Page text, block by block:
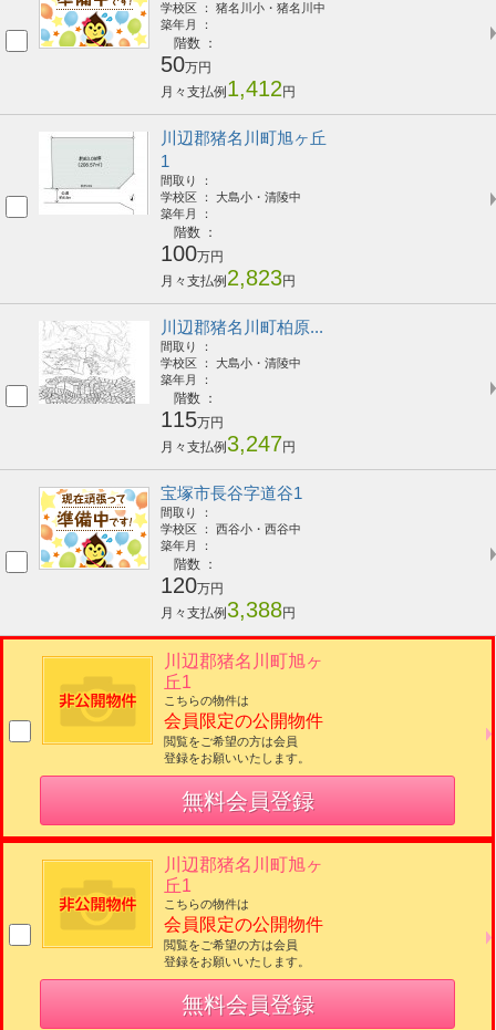
学校区 ： 猪名川小・猪名川中
築年月 ：
階数 ：
50万円
月々支払例 1,412 円
川辺郡猪名川町旭ヶ丘
1
間取り ：
学校区 ： 大島小・清陵中
築年月 ：
階数 ：
100万円
月々支払例 2,823円
川辺郡猪名川町柏原...
間取り ：
学校区 ： 大島小・清陵中
築年月 ：
階数 ：
115万円
月々支払例 3,247円
宝塚市長谷字道谷1
間取り ：
学校区 ： 西谷小・西谷中
築年月 ：
階数 ：
120万円
月々支払例 3,388円
川辺郡猪名川町旭ヶ
丘1
こちらの物件は
会員限定の公開物件
閲覧をご希望の方は会員
登録をお願いいたします。
無料会員登録
川辺郡猪名川町旭ヶ
丘1
こちらの物件は
会員限定の公開物件
閲覧をご希望の方は会員
登録をお願いいたします。
無料会員登録